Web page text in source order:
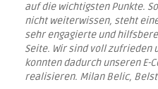
auf die wichtigsten Punkte.
nicht weiterwissen, steht
sehr engagierte und
Seite. Wir sind voll zufrieden
konnten dadurch unseren
realisieren. Milan Belic,